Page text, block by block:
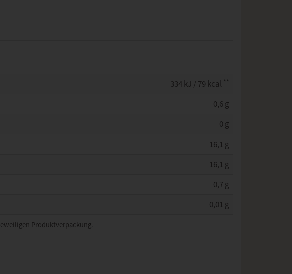
334 kJ / 79 kcal **
0,6 g
0 g
16,1 g
16,1 g
0,7 g
0,01 g
Produktverpackung.